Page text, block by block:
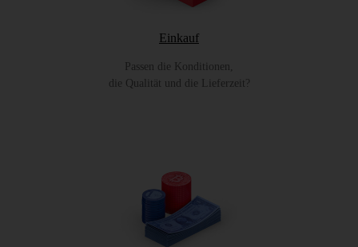
Einkauf
Passen die Konditionen,
die Qualität und die Lieferzeit?